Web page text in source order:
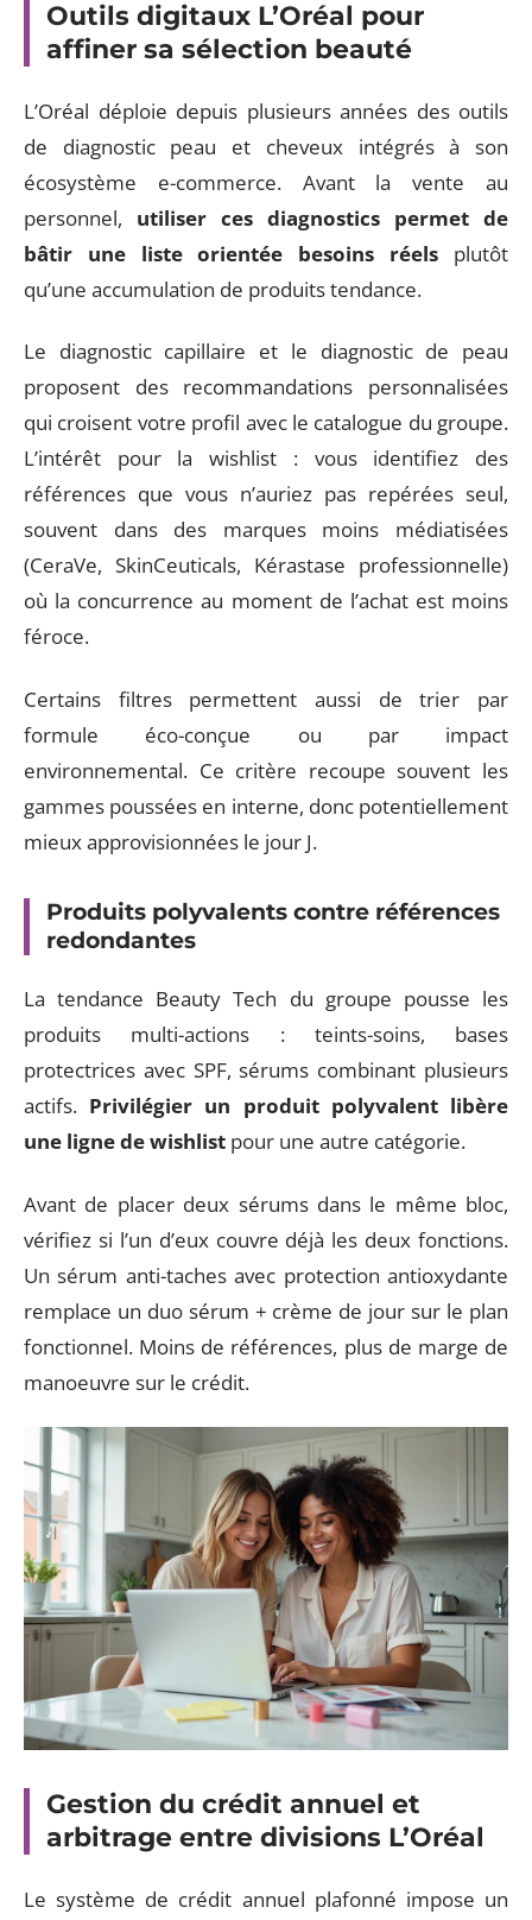
Outils digitaux L’Oréal pour
affiner sa sélection beauté
L’Oréal déploie depuis plusieurs années des outils
de diagnostic peau et cheveux intégrés à son
écosystème e-commerce. Avant la vente au
personnel, utiliser ces diagnostics permet de
bâtir une liste orientée besoins réels plutôt
qu’une accumulation de produits tendance.
Le diagnostic capillaire et le diagnostic de peau
proposent des recommandations personnalisées
qui croisent votre profil avec le catalogue du groupe.
L’intérêt pour la wishlist : vous identifiez des
références que vous n’auriez pas repérées seul,
souvent dans des marques moins médiatisées
(CeraVe, SkinCeuticals, Kérastase professionnelle)
où la concurrence au moment de l’achat est moins
féroce.
Certains filtres permettent aussi de trier par
formule éco-conçue ou par impact
environnemental. Ce critère recoupe souvent les
gammes poussées en interne, donc potentiellement
mieux approvisionnées le jour J.
Produits polyvalents contre références
redondantes
La tendance Beauty Tech du groupe pousse les
produits multi-actions : teints-soins, bases
protectrices avec SPF, sérums combinant plusieurs
actifs. Privilégier un produit polyvalent libère
une ligne de wishlist pour une autre catégorie.
Avant de placer deux sérums dans le même bloc,
vérifiez si l’un d’eux couvre déjà les deux fonctions.
Un sérum anti-taches avec protection antioxydante
remplace un duo sérum + crème de jour sur le plan
fonctionnel. Moins de références, plus de marge de
manoeuvre sur le crédit.
Gestion du crédit annuel et
arbitrage entre divisions L’Oréal
Le système de crédit annuel plafonné impose un